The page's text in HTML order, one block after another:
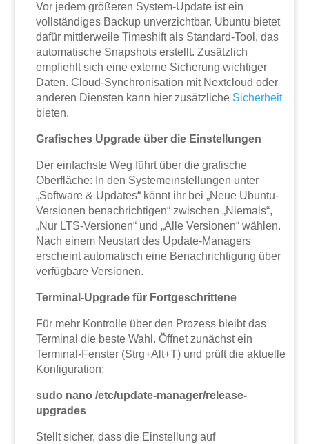
Vor jedem größeren System-Update ist ein
vollständiges Backup unverzichtbar. Ubuntu bietet
dafür mittlerweile Timeshift als Standard-Tool, das
automatische Snapshots erstellt. Zusätzlich
empfiehlt sich eine externe Sicherung wichtiger
Daten. Cloud-Synchronisation mit Nextcloud oder
anderen Diensten kann hier zusätzliche Sicherheit
bieten.
Grafisches Upgrade über die Einstellungen
Der einfachste Weg führt über die grafische
Oberfläche: In den Systemeinstellungen unter
„Software & Updates“ könnt ihr bei „Neue Ubuntu-
Versionen benachrichtigen“ zwischen „Niemals“,
„Nur LTS-Versionen“ und „Alle Versionen“ wählen.
Nach einem Neustart des Update-Managers
erscheint automatisch eine Benachrichtigung über
verfügbare Versionen.
Terminal-Upgrade für Fortgeschrittene
Für mehr Kontrolle über den Prozess bleibt das
Terminal die beste Wahl. Öffnet zunächst ein
Terminal-Fenster (Strg+Alt+T) und prüft die aktuelle
Konfiguration:
sudo nano /etc/update-manager/release-
upgrades
Stellt sicher, dass die Einstellung auf